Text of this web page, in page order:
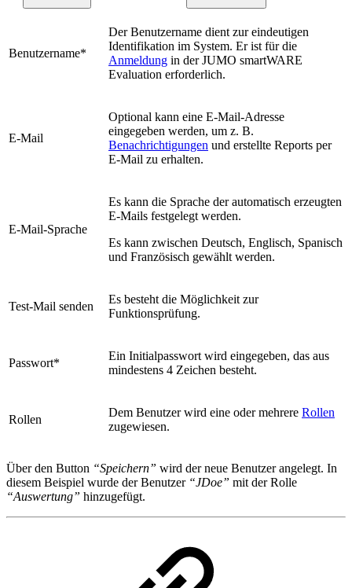
Benutzername*
Der Benutzername dient zur eindeutigen
Identifikation im System. Er ist für die
Anmeldung in der JUMO smartWARE
Evaluation erforderlich.
E-Mail
Optional kann eine E-Mail-Adresse
eingegeben werden, um z. B.
Benachrichtigungen und erstellte Reports per
E-Mail zu erhalten.
E-Mail-Sprache
Es kann die Sprache der automatisch erzeugten
E-Mails festgelegt werden.
Es kann zwischen Deutsch, Englisch, Spanisch
und Französisch gewählt werden.
Test-Mail senden
Es besteht die Möglichkeit zur
Funktionsprüfung.
Passwort*
Ein Initialpasswort wird eingegeben, das aus
mindestens 4 Zeichen besteht.
Rollen
Dem Benutzer wird eine oder mehrere Rollen
zugewiesen.
Über den Button “Speichern” wird der neue Benutzer angelegt. In
diesem Beispiel wurde der Benutzer “JDoe” mit der Rolle
“Auswertung” hinzugefügt.